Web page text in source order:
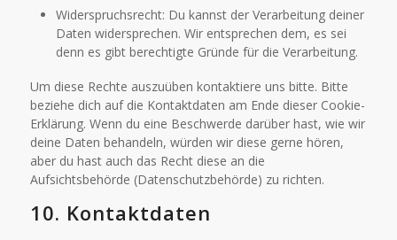
Widerspruchsrecht: Du kannst der Verarbeitung deiner
Daten widersprechen. Wir entsprechen dem, es sei
denn es gibt berechtigte Gründe für die Verarbeitung.
Um diese Rechte auszuüben kontaktiere uns bitte. Bitte
beziehe dich auf die Kontaktdaten am Ende dieser Cookie-
Erklärung. Wenn du eine Beschwerde darüber hast, wie wir
deine Daten behandeln, würden wir diese gerne hören,
aber du hast auch das Recht diese an die
Aufsichtsbehörde (Datenschutzbehörde) zu richten.
10. Kontaktdaten